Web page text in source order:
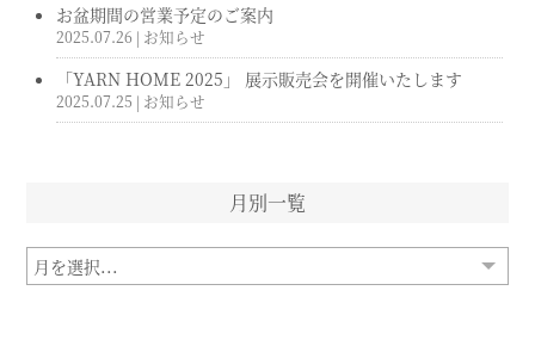
お盆期間の営業予定のご案内
2025.07.26 | お知らせ
「YARN HOME 2025」 展示販売会を開催いたします
2025.07.25 | お知らせ
月別一覧